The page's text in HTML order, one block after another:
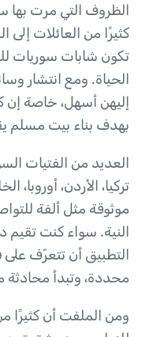
الظروف التي مرت بها
كثيرًا من العائلات
تكون شابات سوريات
الحياة. ومع انتشار
إليهن أسهل، خاصة إن
بهدف بناء بيت مسلم
العديد من الفتيات
تركيا، الأردن،
موثوقة مثل ألفة
النية. سواء كنت تقيم
التطبيق أن تتعرّف على
محددة، وتبدأ
ومن الملفت أن كثيرًا